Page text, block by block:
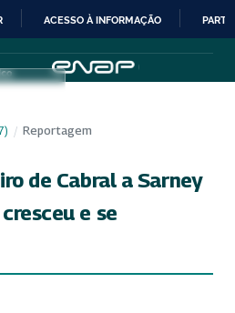
IR
PARA
CONTEÚDO
ACESSO À INFORMAÇÃO
/ Reportagem
de Cabral a Sarney
e se